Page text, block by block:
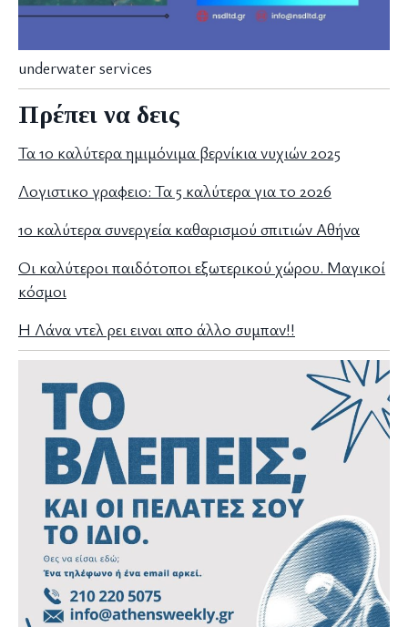
underwater services
Πρέπει να δεις
Τα 10 καλύτερα ημιμόνιμα βερνίκια νυχιών 2025
Λογιστικο γραφειο: Τα 5 καλύτερα για το 2026
10 καλύτερα συνεργεία καθαρισμού σπιτιών Αθήνα
Οι καλύτεροι παιδότοποι εξωτερικού χώρου. Μαγικοί
κόσμοι
Η Λάνα ντελ ρει ειναι απο άλλο συμπαν!!